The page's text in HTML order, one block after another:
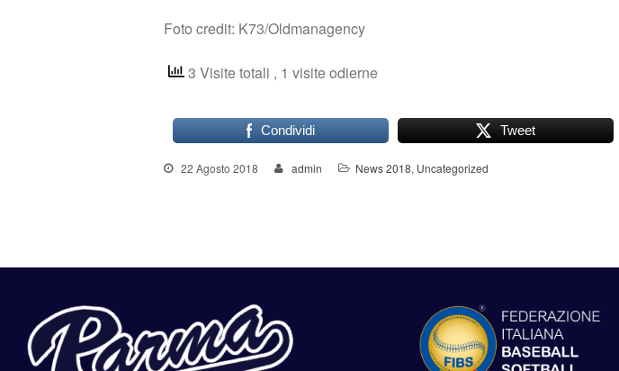
Foto credit: K73/Oldmanagency
3 Visite totali , 1 visite odierne
Condividi Tweet
22 Agosto 2018 admin News 2018, Uncategorized